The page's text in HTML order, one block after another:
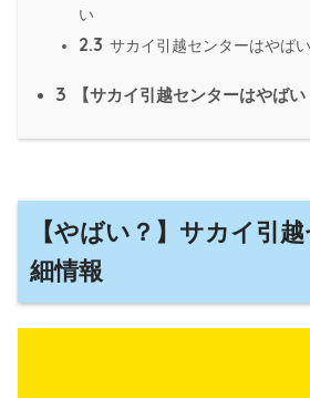
い
2.3 サカイ引越センターはやば
3 【サカイ引越センターはやば
【やばい？】サカイ引
細情報